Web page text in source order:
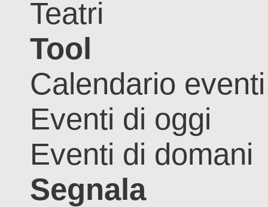
Teatri
Tool
Calendario eventi
Eventi di oggi
Eventi di domani
Segnala